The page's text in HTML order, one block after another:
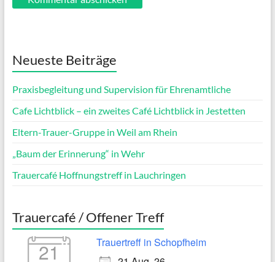
Neueste Beiträge
Praxisbegleitung und Supervision für Ehrenamtliche
Cafe Lichtblick – ein zweites Café Lichtblick in Jestetten
Eltern-Trauer-Gruppe in Weil am Rhein
„Baum der Erinnerung“ in Wehr
Trauercafé Hoffnungstreff in Lauchringen
Trauercafé / Offener Treff
21
Trauertreff in Schopfheim